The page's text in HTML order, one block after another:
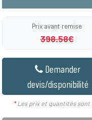
Prix avant remise
398.58€
Demander
devis/disponibilité
*Les prix et quantités sont